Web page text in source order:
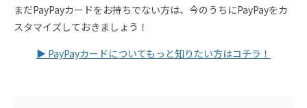
まだPayPayカードをお持ちでない方は、今のうちにPayPayをカ
スタマイズしておきましょう！
▶ PayPayカードについてもっと知りたい方はコチラ！